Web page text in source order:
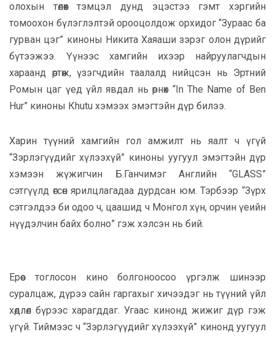
олохын төлөөх тэмцэл дунд эцэстээ гэмт хэргийн
томоохон бүлэглэлтэй орооцолдож орхидог “Зураас ба
гурван цэг” киноны Никита Хаяаши зэрэг олон дүрийг
бүтээжээ. Үүнээс хамгийн ихээр найруулагчдын
хараанд өртөж, үзэгчдийн таалалд нийцсэн нь Эртний
Ромын цаг үед үйл явдал нь өрнөх “In The Name of Ben
Hur” киноны Кhutu хэмээх эмэгтэйн дүр билээ.
Харин түүний хамгийн гол амжилт нь яалт ч үгүй
“Зэрлэгүүдийг хүлээхүй” киноны уугуул эмэгтэйн дүр
хэмээн жүжигчин Б.Ганчимэг Английн “GLASS”
сэтгүүлд өгсөн ярилцлагадаа дурдсан юм. Тэрбээр “Зүрх
сэтгэлдээ би одоо ч, цаашид ч Монгол хүн, орчин үеийн
нүүдэлчин байх болно” гэж хэлсэн нь бий.
Ерөөс тоглосон кино болгоноосоо үргэлж шинээр
суралцаж, дүрээ сайн гаргахыг хичээдэг нь түүний үйл
хөдлөл бүрээс харагддаг. Угаас кинонд жижиг дүр гэж
үгүй. Тиймээс ч “Зэрлэгүүдийг хүлээхүй” кинонд уугуул